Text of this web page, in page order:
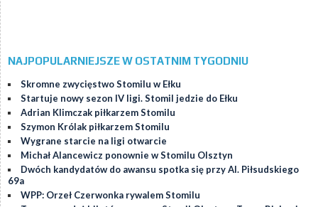
NAJPOPULARNIEJSZE W OSTATNIM TYGODNIU
Skromne zwycięstwo Stomilu w Ełku
Startuje nowy sezon IV ligi. Stomil jedzie do Ełku
Adrian Klimczak piłkarzem Stomilu
Szymon Królak piłkarzem Stomilu
Wygrane starcie na ligi otwarcie
Michał Alancewicz ponownie w Stomilu Olsztyn
Dwóch kandydatów do awansu spotka się przy Al. Piłsudskiego
69a
WPP: Orzeł Czerwonka rywalem Stomilu